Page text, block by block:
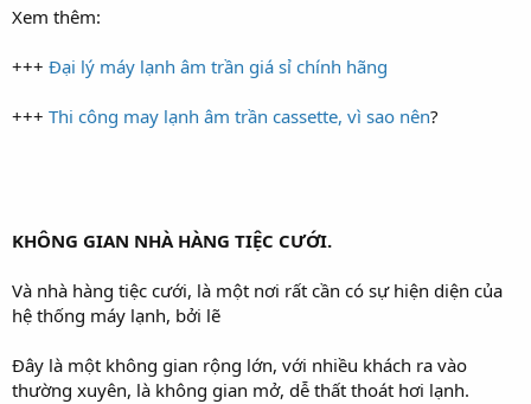
Xem thêm:
+++ Đại lý máy lạnh âm trần giá sỉ chính hãng
+++ Thi công may lạnh âm trần cassette, vì sao nên?
KHÔNG GIAN NHÀ HÀNG TIỆC CƯỚI.
Và nhà hàng tiệc cưới, là một nơi rất cần có sự hiện diện của
hệ thống máy lạnh, bởi lẽ
Đây là một không gian rộng lớn, với nhiều khách ra vào
thường xuyên, là không gian mở, dễ thất thoát hơi lạnh.